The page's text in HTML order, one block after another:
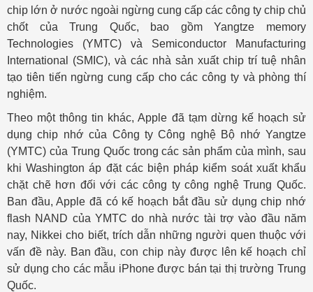
chip lớn ở nước ngoài ngừng cung cấp các công ty chip chủ
chốt của Trung Quốc, bao gồm Yangtze memory
Technologies (YMTC) và Semiconductor Manufacturing
International (SMIC), và các nhà sản xuất chip trí tuệ nhân
tạo tiên tiến ngừng cung cấp cho các công ty và phòng thí
nghiệm.
Theo một thông tin khác, Apple đã tạm dừng kế hoạch sử
dụng chip nhớ của Công ty Công nghệ Bộ nhớ Yangtze
(YMTC) của Trung Quốc trong các sản phẩm của mình, sau
khi Washington áp đặt các biện pháp kiểm soát xuất khẩu
chặt chẽ hơn đối với các công ty công nghệ Trung Quốc.
Ban đầu, Apple đã có kế hoạch bắt đầu sử dụng chip nhớ
flash NAND của YMTC do nhà nước tài trợ vào đầu năm
nay, Nikkei cho biết, trích dẫn những người quen thuộc với
vấn đề này. Ban đầu, con chip này được lên kế hoạch chỉ
sử dụng cho các mẫu iPhone được bán tại thị trường Trung
Quốc.